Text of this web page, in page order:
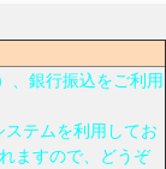
、銀行振込をご利用
テムを利用してお
ますので、どうぞ